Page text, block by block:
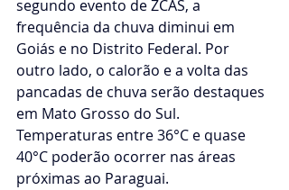
segundo evento de ZCAS, a
frequência da chuva diminui em
Goiás e no Distrito Federal. Por
outro lado, o calorão e a volta das
pancadas de chuva serão destaques
em Mato Grosso do Sul.
Temperaturas entre 36°C e quase
40°C poderão ocorrer nas áreas
próximas ao Paraguai.